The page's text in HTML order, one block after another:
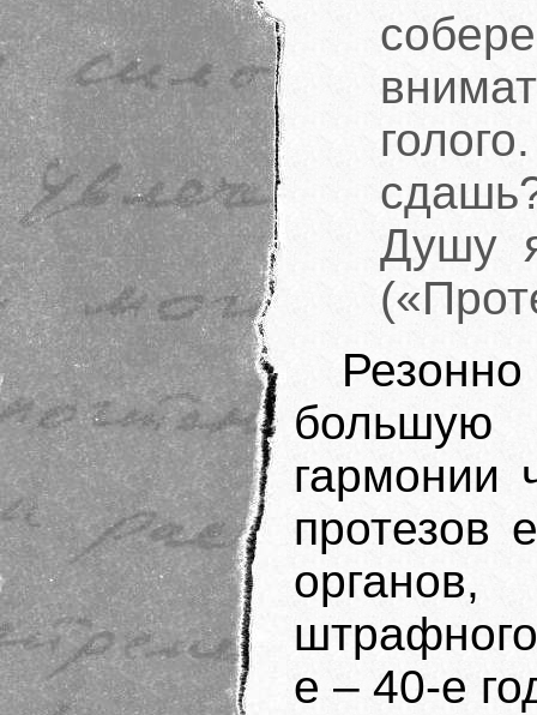
Душу
гармонии
протезов
органов,
е ‒ 40-е